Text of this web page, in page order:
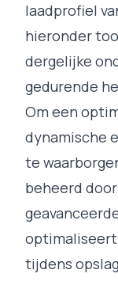
laadprofiel
hieronder
dergelijke
gedurende
Om een
dynamische
te
beheerd
tijdens